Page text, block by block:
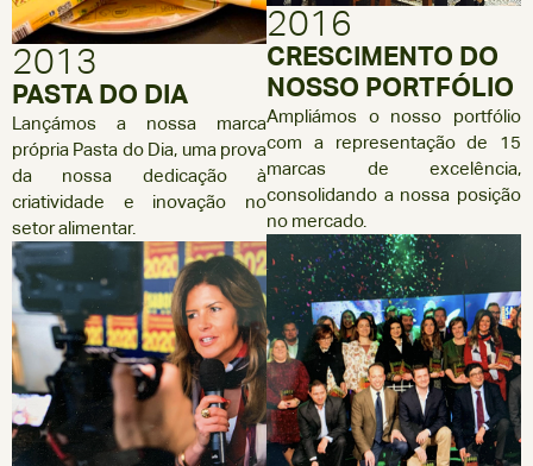
2013
PASTA DO DIA
Lançámos a nossa marca
própria Pasta do Dia, uma prova
da nossa dedicação à
criatividade e inovação no
setor alimentar.
2016
CRESCIMENTO DO
NOSSO PORTFÓLIO
Ampliámos o nosso portfólio
com a representação de 15
marcas de excelência,
consolidando a nossa posição
no mercado.